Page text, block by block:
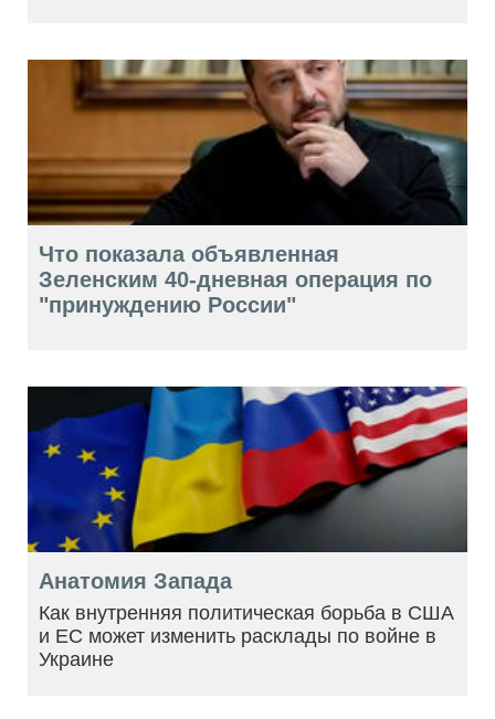
Что показала объявленная
Зеленским 40-дневная операция по
"принуждению России"
Анатомия Запада
Как внутренняя политическая борьба в США
и ЕС может изменить расклады по войне в
Украине